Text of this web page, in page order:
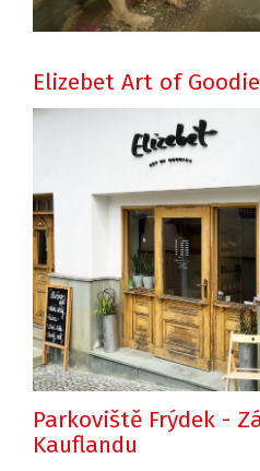
Elizebet Art of
Parkoviště Frýdek -
Kauflandu